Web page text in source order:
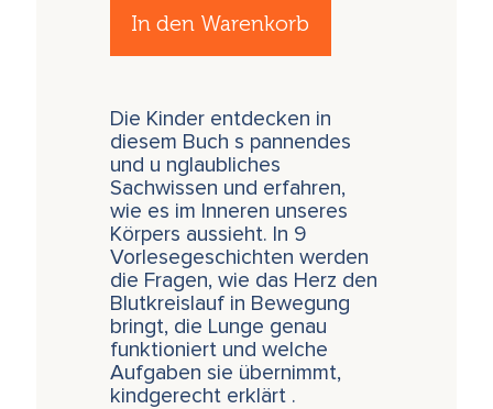
In den Warenkorb
Die Kinder entdecken in
diesem Buch s pannendes
und u nglaubliches
Sachwissen und erfahren,
wie es im Inneren unseres
Körpers aussieht. In 9
Vorlesegeschichten werden
die Fragen, wie das Herz den
Blutkreislauf in Bewegung
bringt, die Lunge genau
funktioniert und welche
Aufgaben sie übernimmt,
kindgerecht erklärt .